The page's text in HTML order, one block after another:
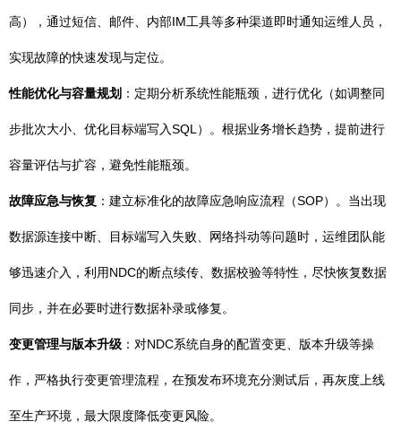
高），通过短信、邮件、内部IM工具等多种渠道即时通知运维人员，
实现故障的快速发现与定位。
性能优化与容量规划 ：定期分析系统性能瓶颈，进行优化（如调整同
步批次大小、优化目标端写入SQL）。根据业务增长趋势，提前进行
容量评估与扩容，避免性能瓶颈。
故障应急与恢复 ：建立标准化的故障应急响应流程（SOP）。当出现
数据源连接中断、目标端写入失败、网络抖动等问题时，运维团队能
够迅速介入，利用NDC的断点续传、数据校验等特性，尽快恢复数据
同步，并在必要时进行数据补录或修复。
变更管理与版本升级 ：对NDC系统自身的配置变更、版本升级等操
作，严格执行变更管理流程，在预发布环境充分测试后，再灰度上线
至生产环境，最大限度降低变更风险。